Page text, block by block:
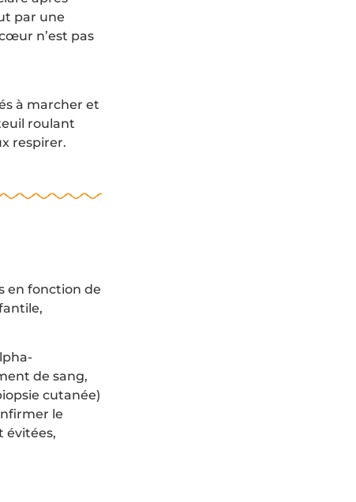
par une
n’est pas
à marcher et
roulant
respirer.
en fonction de
de sang,
cutanée)
le
évitées,